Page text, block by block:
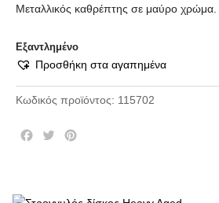
Μεταλλικός καθρέπτης σε μαύρο χρώμα.
Εξαντλημένο
Προσθήκη στα αγαπημένα
Κωδικός προϊόντος: 115702